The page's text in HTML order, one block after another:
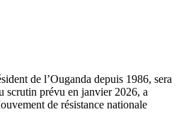
de l’Ouganda depuis 1986, sera
scrutin prévu en janvier 2026, a
de résistance nationale